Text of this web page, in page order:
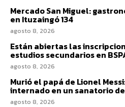
Mercado San Miguel:
en Ituzaingó 134
agosto 8, 2026
Están abiertas las
estudios secundarios en
agosto 8, 2026
Murió el papá de Lionel
internado en un sanatorio
agosto 8, 2026